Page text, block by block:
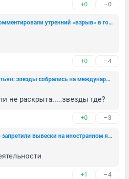
+0 –0
В мэрии Краснодара прокомментировали утренний «взрыв» в городе
+0 –4
Даже Старшенбаум и Харатьян: звезды собрались на международном кинофестивале в Чите — смотрим фото и изучаем программу премьер
не раскрыта.....звезды где?
+0 –3
В Краснодаре официально запретили вывески на иностранном языке
+1 –4